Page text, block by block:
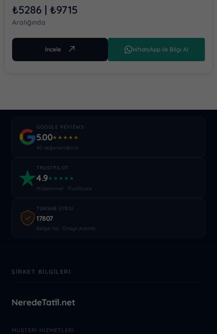
₺5286 | ₺9715
Aralığında
İncele WhatsApp ile Bilgi Al
GOOGLE REVIEWS
5.00★★★★★
40 değerlendirme
TRUSTPILOT
4.9★★★★★
Mükemmel · TrustScore
TÜRSAB ÜYESI
17807
Belge No · Onaylı Acente
ŞIRKET BILGILERI
MÜŞTERI HIZMETLERI